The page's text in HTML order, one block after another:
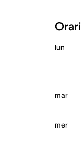
Orari
lun
mar
mer